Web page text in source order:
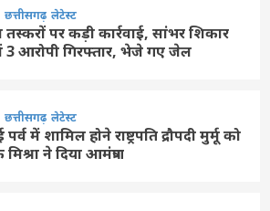
छत्तीसगढ़ लेटेस्ट
पर कड़ी कार्रवाई, सांभर शिकार
3 आरोपी गिरफ्तार, भेजे गए जेल
छत्तीसगढ़ लेटेस्ट
में शामिल होने राष्ट्रपति द्रौपदी मुर्मू को
ने दिया आमंत्रण